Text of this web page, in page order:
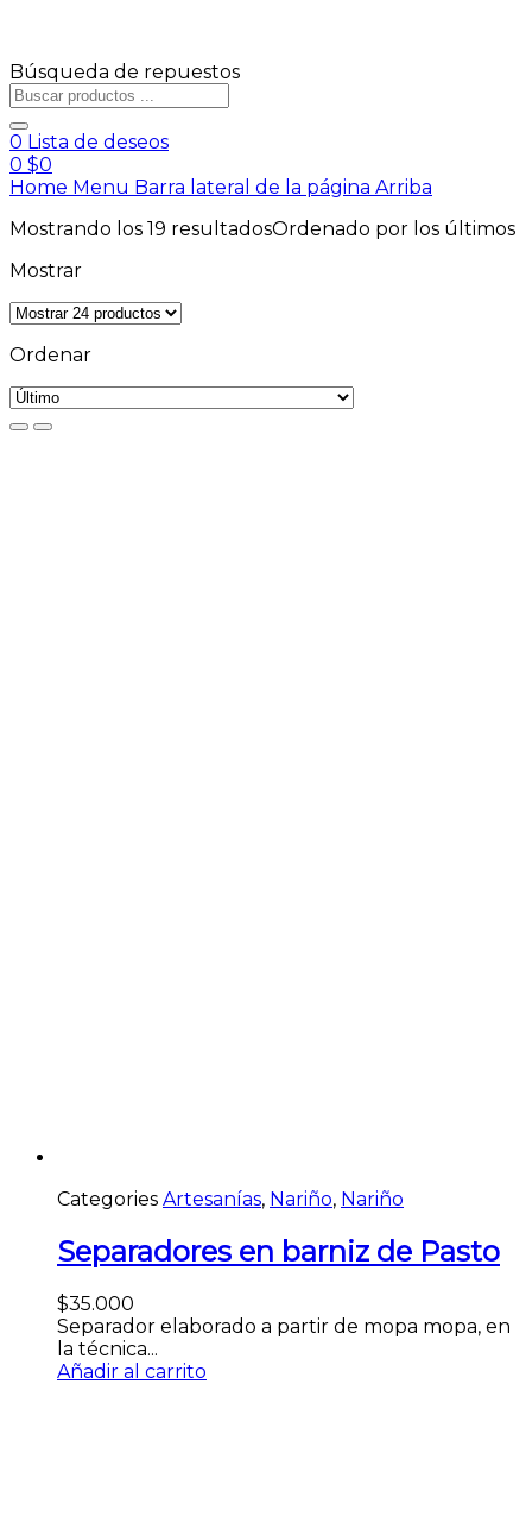
Búsqueda de repuestos
0 Lista de deseos
0 $0
Home Menu Barra lateral de la página Arriba
Mostrando los 19 resultadosOrdenado por los últimos
Mostrar
Ordenar
Categories Artesanías, Nariño, Nariño
Separadores en barniz de Pasto
$35.000
Separador elaborado a partir de mopa mopa, en
la técnica...
Añadir al carrito